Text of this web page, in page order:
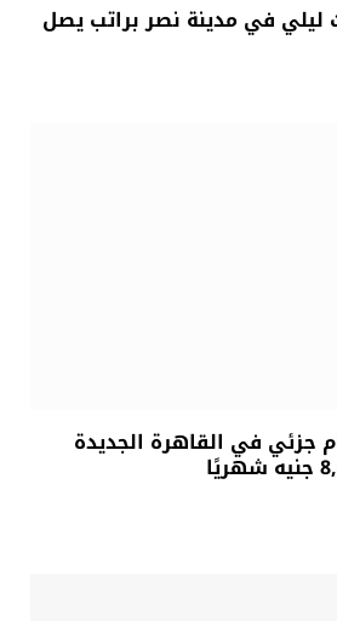
في مدينة نصر براتب يصل
جزئي في القاهرة الجديدة